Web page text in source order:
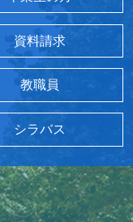
資料請求
教職員
シラバス